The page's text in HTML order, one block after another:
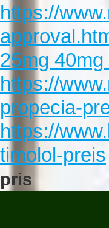
https://
25mg
https://
propecia-
https://
timolol-preis
pris